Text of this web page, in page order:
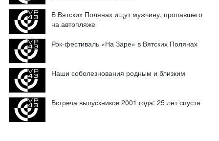
В Вятских Полянах ищут мужчину, пропавшего
на автопляже
Рок-фестиваль «На Заре» в Вятских Полянах
Наши соболезнования родным и близким
Встреча выпускников 2001 года: 25 лет спустя